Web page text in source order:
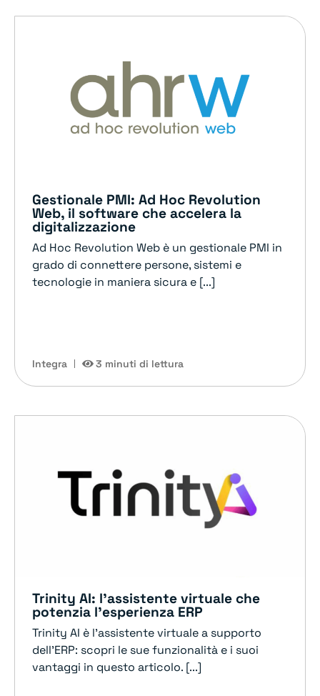
Gestionale PMI: Ad Hoc Revolution
Web, il software che accelera la
digitalizzazione
Ad Hoc Revolution Web è un gestionale PMI in
grado di connettere persone, sistemi e
tecnologie in maniera sicura e [...]
Integra 3 minuti di lettura
Trinity AI: l’assistente virtuale che
potenzia l’esperienza ERP
Trinity AI è l'assistente virtuale a supporto
dell'ERP: scopri le sue funzionalità e i suoi
vantaggi in questo articolo. [...]